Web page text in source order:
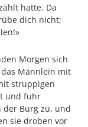
hatte. Da
dich nicht;
Morgen sich
Männlein mit
struppigen
und fuhr
der Burg zu, und
sie droben vor